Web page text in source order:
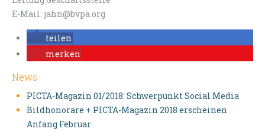
E-Mail: jahn@bvpa.org
teilen
merken
News
PICTA-Magazin 01/2018: Schwerpunkt Social Media
Bildhonorare + PICTA-Magazin 2018 erscheinen
Anfang Februar